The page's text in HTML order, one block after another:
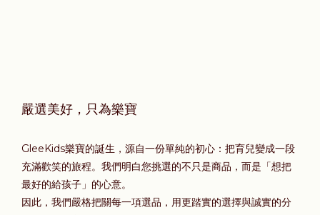
嚴選美好，只為樂寶
GleeKids樂寶的誕生，源自一份單純的初心：把育兒變成一段
充滿歡笑的旅程。我們明白您挑選的不只是商品，而是「想把
最好的給孩子」的心意。
因此，我們嚴格把關每一項選品，用更踏實的選擇與誠實的分